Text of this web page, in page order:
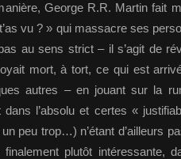
George R.R. Martin fait
vu ? » qui massacre ses
au sens strict – il s’agit de
mort, à tort, ce qui est
autres – en jouant sur la
dans l’absolu et certes «
peu trop…) n’étant d’ailleurs
plutôt intéressante,